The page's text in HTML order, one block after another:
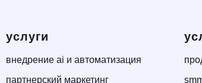
услуги
внедрение ai и автоматизация
партнерский маркетинг